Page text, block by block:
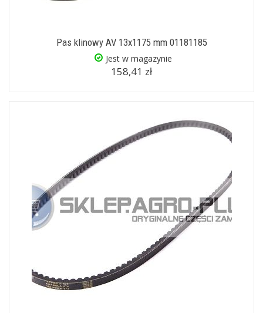
Pas klinowy AV 13x1175 mm 01181185
Jest w magazynie
158,41 zł